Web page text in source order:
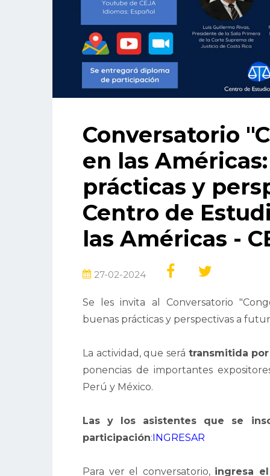
Conversatorio
en las
prácticas y
Centro de
las Américas -
27-02-2024
Se les invita al Conversatorio
buenas prácticas y perspectivas a
La actividad, que será transmitida
ponencias de importantes
Perú y México.
Las y los asistentes que se
participación: INGRESAR
Para ver el conversatorio, ingresa